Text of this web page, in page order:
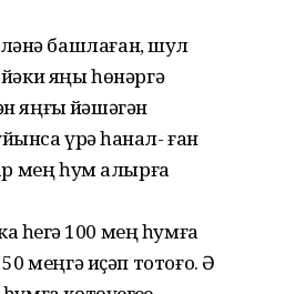
башлаған, шул
яңы һөнәргә
яңғыҙ йәшәгән
үрҙә һанал- ған
мең һум алырға
һеҙгә 100 мең һумға
меңгә иҫәп тотоғоҙ. Ә